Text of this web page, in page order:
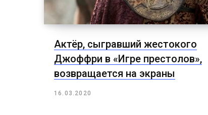
Актёр, сыгравший жестокого
Джоффри в «Игре престолов»,
возвращается на экраны
16.03.2020